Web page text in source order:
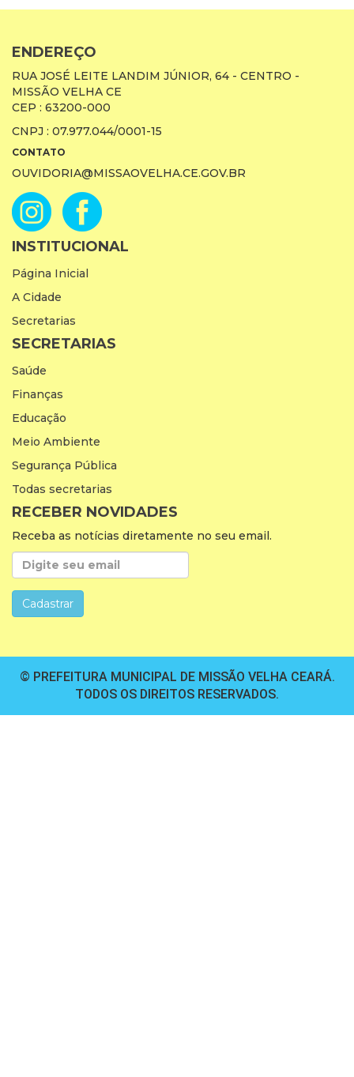
ENDEREÇO
RUA JOSÉ LEITE LANDIM JÚNIOR, 64 - CENTRO -
MISSÃO VELHA CE
CEP : 63200-000
CNPJ : 07.977.044/0001-15
CONTATO
OUVIDORIA@MISSAOVELHA.CE.GOV.BR
INSTITUCIONAL
Página Inicial
A Cidade
Secretarias
SECRETARIAS
Saúde
Finanças
Educação
Meio Ambiente
Segurança Pública
Todas secretarias
RECEBER NOVIDADES
Receba as notícias diretamente no seu email.
© PREFEITURA MUNICIPAL DE MISSÃO VELHA CEARÁ.
TODOS OS DIREITOS RESERVADOS.